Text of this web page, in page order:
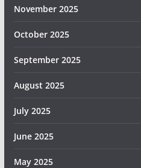
November 2025
October 2025
September 2025
August 2025
July 2025
June 2025
May 2025